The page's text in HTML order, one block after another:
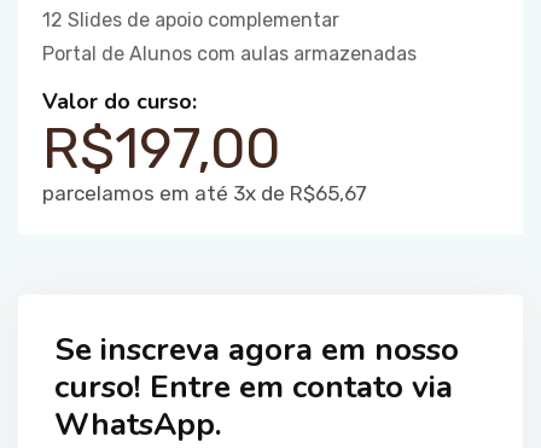
12 Slides de apoio complementar
Portal de Alunos com aulas armazenadas
Valor do curso:
R$197,00
parcelamos em até 3x de R$65,67
Se inscreva agora em nosso
curso! Entre em contato via
WhatsApp.